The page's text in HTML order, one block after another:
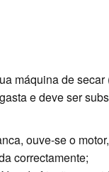
máquina de
e deve ser
ouve-se o
correctamente;